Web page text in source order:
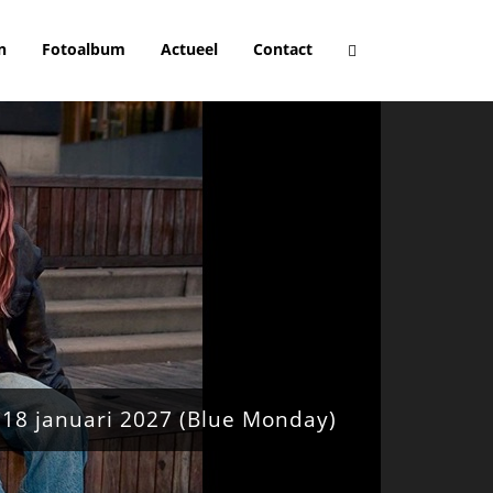
Fotoalbum Actueel Contact
18 januari 2027 (Blue Monday)